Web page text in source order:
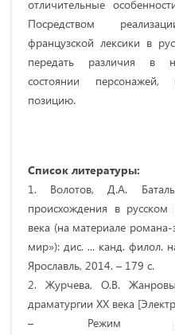
отличительные
Посредством
французской лексики в
передать различия в
состоянии
позицию.
Список литературы:
1. Волотов, Д.А.
происхождения в
века (на материале
мир»): дис. ... канд. филол.
Ярославль, 2014. – 179 с.
2. Журчева, О.В.
драматургии ХХ века
– Режим